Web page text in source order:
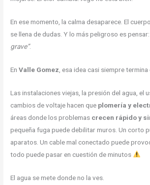
En ese momento, la calma desaparece. El
se llena de dudas. Y lo más peligroso es pensar:
grave”.
EnValle Gomez , esa idea casi siempre
Las instalaciones viejas, la presión del agua, el
cambios de voltaje hacen que plomería y
áreas donde los problemas crecen rápido y
pequeña fuga puede debilitar muros. Un corto
aparatos. Un cable mal conectado puede
todo puede pasar en cuestión de minutos
El agua se mete donde no la ves.